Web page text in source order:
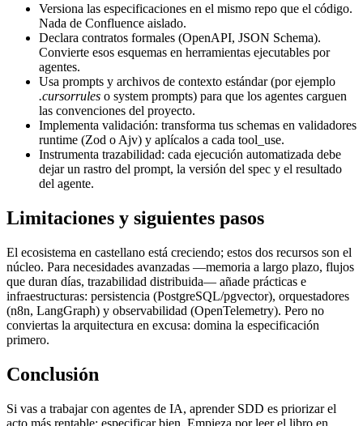
Versiona las especificaciones en el mismo repo que el código.
Nada de Confluence aislado.
Declara contratos formales (OpenAPI, JSON Schema).
Convierte esos esquemas en herramientas ejecutables por
agentes.
Usa prompts y archivos de contexto estándar (por ejemplo
.cursorrules o system prompts) para que los agentes carguen
las convenciones del proyecto.
Implementa validación: transforma tus schemas en validadores
runtime (Zod o Ajv) y aplícalos a cada tool_use.
Instrumenta trazabilidad: cada ejecución automatizada debe
dejar un rastro del prompt, la versión del spec y el resultado
del agente.
Limitaciones y siguientes pasos
El ecosistema en castellano está creciendo; estos dos recursos son el
núcleo. Para necesidades avanzadas —memoria a largo plazo, flujos
que duran días, trazabilidad distribuida— añade prácticas e
infraestructuras: persistencia (PostgreSQL/pgvector), orquestadores
(n8n, LangGraph) y observabilidad (OpenTelemetry). Pero no
conviertas la arquitectura en excusa: domina la especificación
primero.
Conclusión
Si vas a trabajar con agentes de IA, aprender SDD es priorizar el
acto más rentable: especificar bien. Empieza por leer el libro en